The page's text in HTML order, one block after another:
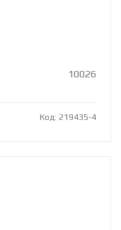
10026
Код: 219435-4